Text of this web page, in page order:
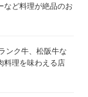
など料理が絶品のお
ンク牛、松阪牛な
料理を味わえる店